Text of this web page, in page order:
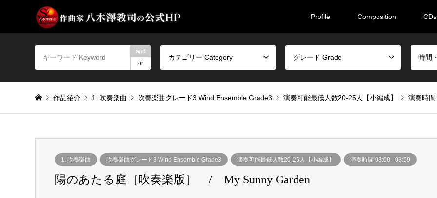
Profile Composition CDs
and
or
カテゴリー Category グレード Grade 時間
作品紹介 1. 吹奏楽曲 吹奏楽曲グレード3 Wind Ensemble Grade3 演奏可能最低人数20-25人【小編成】 演奏時
1. 吹奏楽曲 吹奏楽曲グレード3 Wind Ensemble Grade3 演奏可能最低人数20-25人【小編成】 演奏時間 03:00 - 03:59
陽のあたる庭［吹奏楽版］ / My Sunny Garden